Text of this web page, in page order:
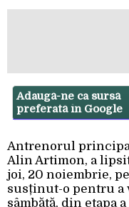
Adaugă-ne ca sursă
preferată în Google
Antrenorul
Alin Artimon, a
joi, 20 noiembrie,
susținut-o pentru a
sâmbătă, din etapa